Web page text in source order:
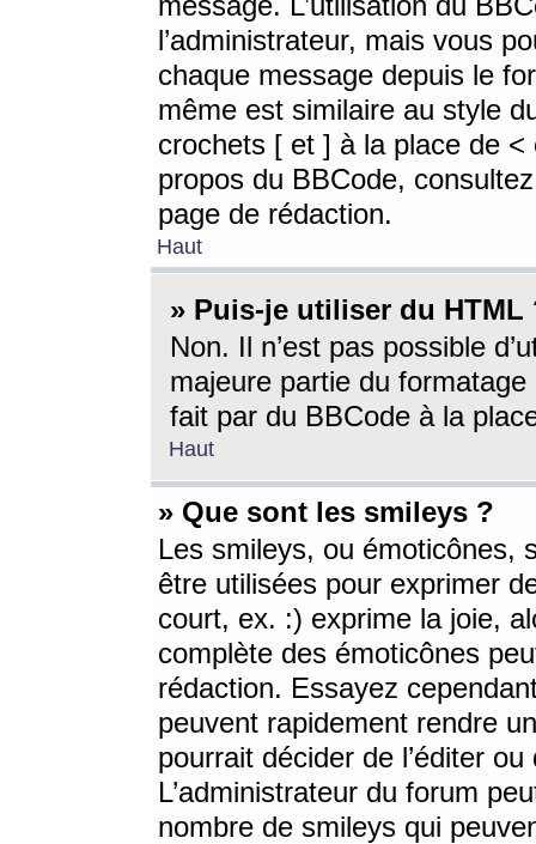
l’administrateur, mais vous
chaque message depuis le
même est similaire au style
crochets [ et ] à la place de <
propos du BBCode,
page de rédaction.
Haut
» Puis-je utiliser du HTML
Non. Il n’est pas possible
majeure partie du
fait par du BBCode à la
Haut
» Que sont les smileys ?
Les smileys, ou émoticônes,
être utilisées pour exprimer
court, ex. :) exprime la joie,
complète des émoticônes
rédaction. Essayez
peuvent rapidement rendre
pourrait décider de l’éditer
L’administrateur du forum
nombre de smileys qui